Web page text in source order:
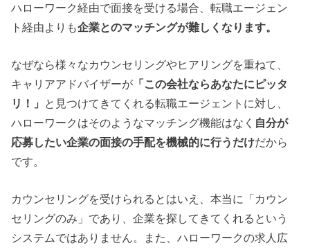
ハローワーク経由で面接を受ける場合、転職エージェン
ト経由よりも企業とのマッチングが難しくなります。
なぜなら様々なカウンセリングやヒアリングを重ねて、
キャリアアドバイザーが 「この会社ならあなたにピッタ
リ！」 と見つけてきてくれる転職エージェントに対し、
ハローワークはそのようなマッチング機能はなく 自分が
応募したい企業の面接の手配を機械的に行うだけだから
です。
カウンセリングを受けられるとはいえ、本当に「カウン
セリングのみ」であり、企業を探してきてくれるという
システムではありません。また、ハローワークの求人広